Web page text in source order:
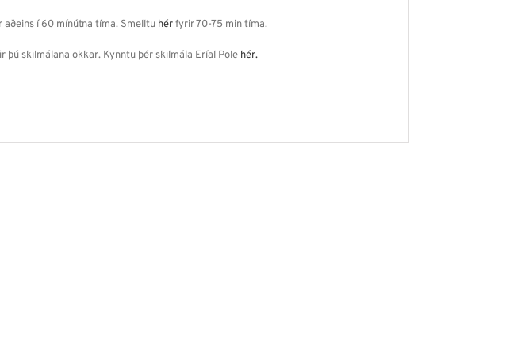
í 60 mínútna tíma. Smelltu hérfyrir 70-75 min tíma.
þú skilmálana okkar. Kynntu þér skilmála Eríal Pole hér.